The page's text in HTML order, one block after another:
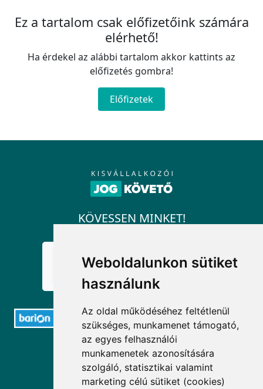
Weboldalunkon sütiket
használunk
Az oldal működéséhez feltétlenül
szükséges, munkamenet támogató,
az egyes felhasználói
munkamenetek azonosítására
szolgáló, statisztikai valamint
marketing célú sütiket (cookies)
Ez a tartalom csak előfizetőink számára
elérhető!
Ha érdekel az alábbi tartalom akkor kattints az
előfizetés gombra!
Előfizetek
KÖVESSEN MINKET!
ELÉRHETŐSÉGEK
+36 1 880 7600